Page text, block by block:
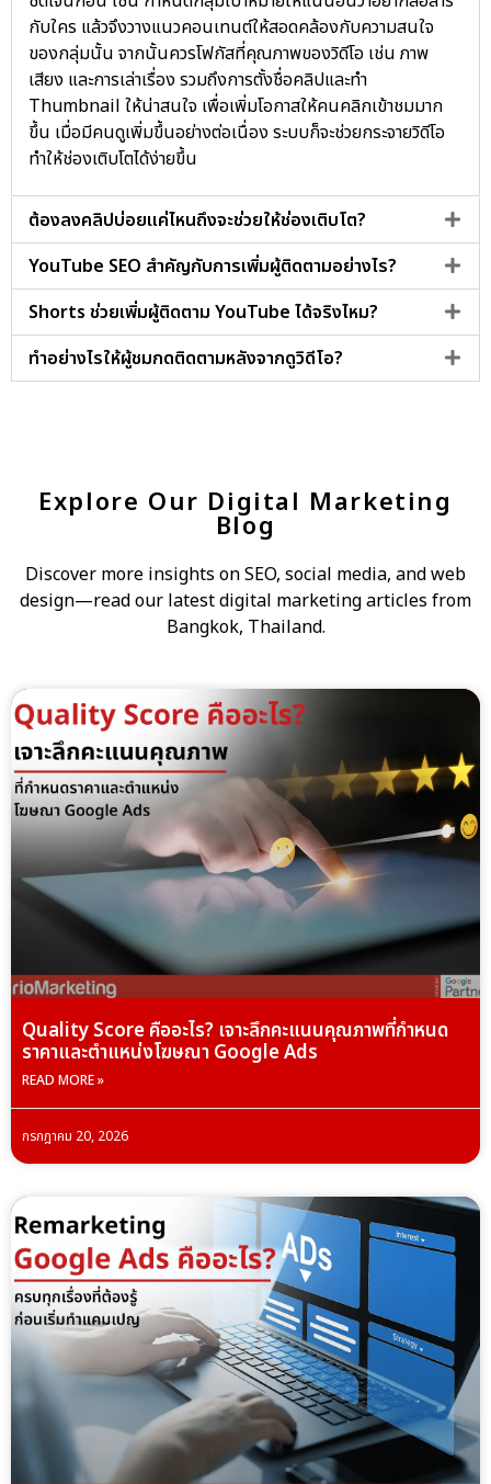
กับใคร แล้วจึงวางแนวคอนเทนต์ให้สอดคล้องกับความสนใจ
ของกลุ่มนั้น จากนั้นควรโฟกัสที่คุณภาพของวิดีโอ เช่น ภาพ
เสียง และการเล่าเรื่อง รวมถึงการตั้งชื่อคลิปและทำ
Thumbnail ให้น่าสนใจ เพื่อเพิ่มโอกาสให้คนคลิกเข้าชมมาก
ขึ้น เมื่อมีคนดูเพิ่มขึ้นอย่างต่อเนื่อง ระบบก็จะช่วยกระจายวิดีโอ
ทำให้ช่องเติบโตได้ง่ายขึ้น
ต้องลงคลิปบ่อยแค่ไหนถึงจะช่วยให้ช่องเติบโต?
YouTube SEO สำคัญกับการเพิ่มผู้ติดตามอย่างไร?
Shorts ช่วยเพิ่มผู้ติดตาม YouTube ได้จริงไหม?
ทำอย่างไรให้ผู้ชมกดติดตามหลังจากดูวิดีโอ?
Explore Our Digital Marketing
Blog
Discover more insights on SEO, social media, and web
design—read our latest digital marketing articles from
Bangkok, Thailand.
Quality Score คืออะไร? เจาะลึกคะแนนคุณภาพที่กำหนด
ราคาและตำแหน่งโฆษณา Google Ads
READ MORE »
กรกฎาคม 20, 2026